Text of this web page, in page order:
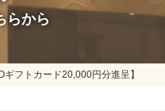
らから
フトカード20,000円分進呈】